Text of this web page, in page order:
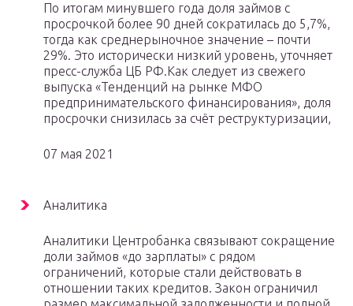
По итогам минувшего года доля займов с
просрочкой более 90 дней сократилась до 5,7%,
тогда как среднерыночное значение – почти
29%. Это исторически низкий уровень, уточняет
пресс-служба ЦБ РФ.Как следует из свежего
выпуска «Тенденций на рынке МФО
предпринимательского финансирования», доля
просрочки снизилась за счёт реструктуризации,
07 мая 2021
Аналитика
Аналитики Центробанка связывают сокращение
доли займов «до зарплаты» с рядом
ограничений, которые стали действовать в
отношении таких кредитов. Закон ограничил